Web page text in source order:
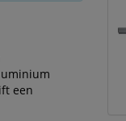
een